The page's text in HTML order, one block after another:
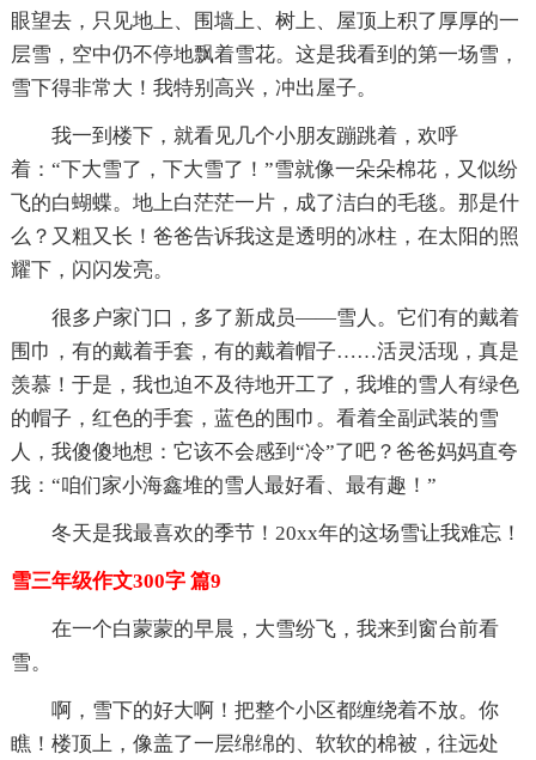
眼望去，只见地上、围墙上、树上、屋顶上积了厚厚的一
层雪，空中仍不停地飘着雪花。这是我看到的第一场雪，
雪下得非常大！我特别高兴，冲出屋子。
我一到楼下，就看见几个小朋友蹦跳着，欢呼
着：“下大雪了，下大雪了！”雪就像一朵朵棉花，又似纷
飞的白蝴蝶。地上白茫茫一片，成了洁白的毛毯。那是什
么？又粗又长！爸爸告诉我这是透明的冰柱，在太阳的照
耀下，闪闪发亮。
很多户家门口，多了新成员——雪人。它们有的戴着
围巾，有的戴着手套，有的戴着帽子……活灵活现，真是
羡慕！于是，我也迫不及待地开工了，我堆的雪人有绿色
的帽子，红色的手套，蓝色的围巾。看着全副武装的雪
人，我傻傻地想：它该不会感到“冷”了吧？爸爸妈妈直夸
我：“咱们家小海鑫堆的雪人最好看、最有趣！”
冬天是我最喜欢的季节！20xx年的这场雪让我难忘！
雪三年级作文300字 篇9
在一个白蒙蒙的早晨，大雪纷飞，我来到窗台前看
雪。
啊，雪下的好大啊！把整个小区都缠绕着不放。你
瞧！楼顶上，像盖了一层绵绵的、软软的棉被，往远处